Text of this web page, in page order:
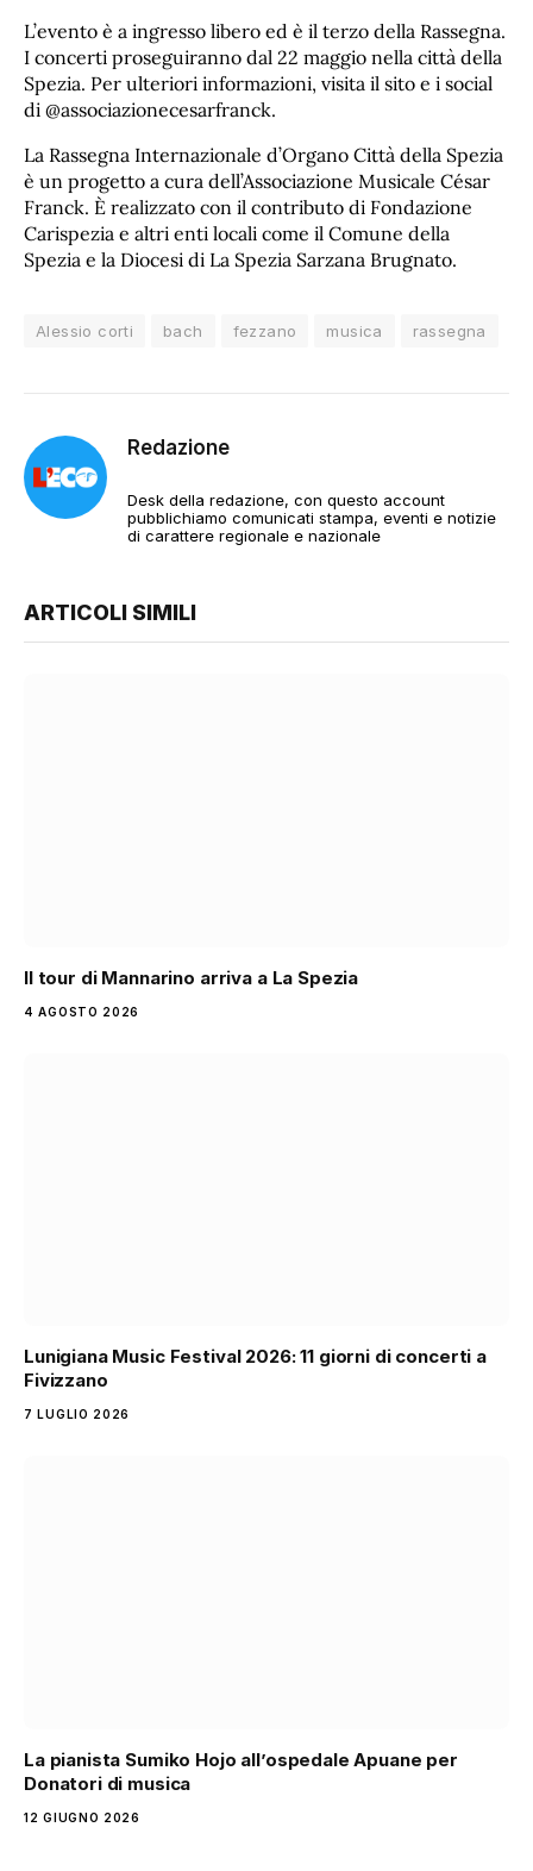
L’evento è a ingresso libero ed è il terzo della Rassegna.
I concerti proseguiranno dal 22 maggio nella città della
Spezia. Per ulteriori informazioni, visita il sito e i social
di @associazionecesarfranck.
La Rassegna Internazionale d’Organo Città della Spezia
è un progetto a cura dell’Associazione Musicale César
Franck. È realizzato con il contributo di Fondazione
Carispezia e altri enti locali come il Comune della
Spezia e la Diocesi di La Spezia Sarzana Brugnato.
Alessio corti bach fezzano musica rassegna
Redazione
Desk della redazione, con questo account
pubblichiamo comunicati stampa, eventi e notizie
di carattere regionale e nazionale
ARTICOLI SIMILI
Il tour di Mannarino arriva a La Spezia
4 AGOSTO 2026
Lunigiana Music Festival 2026: 11 giorni di concerti a
Fivizzano
7 LUGLIO 2026
La pianista Sumiko Hojo all’ospedale Apuane per
Donatori di musica
12 GIUGNO 2026